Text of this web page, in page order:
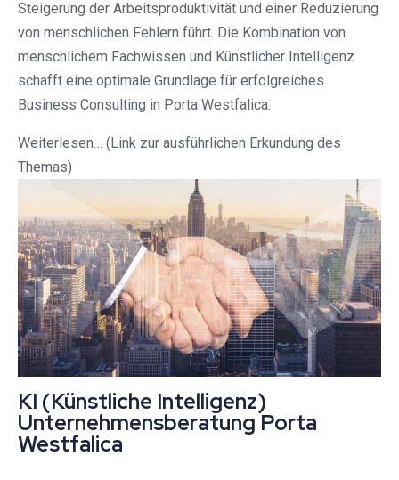
Steigerung der Arbeitsproduktivität und einer Reduzierung
von menschlichen Fehlern führt. Die Kombination von
menschlichem Fachwissen und Künstlicher Intelligenz
schafft eine optimale Grundlage für erfolgreiches
Business Consulting in Porta Westfalica.
Weiterlesen… (Link zur ausführlichen Erkundung des
Themas)
KI (Künstliche Intelligenz)
Unternehmensberatung Porta
Westfalica⁠